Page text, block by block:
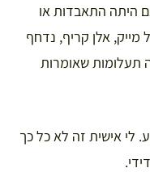
היתה התאבדות או
אלן קריף, נדחף
תעלומות שאומרות
לי אישית זה לא כל כך